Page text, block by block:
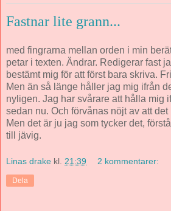
Fastnar lite grann...
med fingrarna mellan orden i min
petar i texten. Ändrar. Redigerar fast
bestämt mig för att först bara skriva.
Men än så länge håller jag mig ifrån
nyligen. Jag har svårare att hålla mig
sedan nu. Och förvånas nöjt av att
Men det är ju jag som tycker det,
till jävig.
Linas drake kl. 21:39 2 kommentarer:
Dela